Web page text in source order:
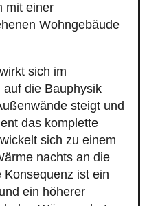
mit einer
Wohngebäude
sich im
die Bauphysik
steigt und
das komplette
sich zu einem
nachts an die
Konsequenz ist ein
und ein höherer